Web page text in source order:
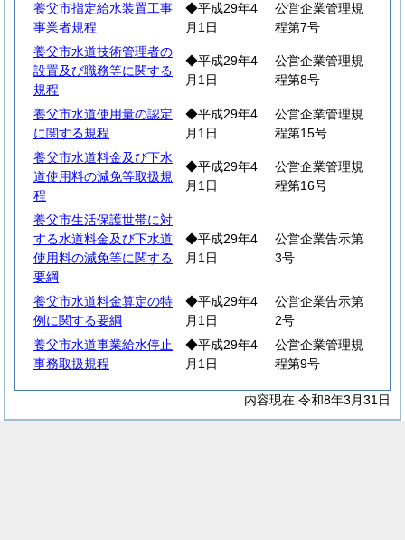
養父市指定給水装置工事
事業者規程
◆平成29年4
月1日
公営企業管理規
程第7号
養父市水道技術管理者の
設置及び職務等に関する
規程
◆平成29年4
月1日
公営企業管理規
程第8号
養父市水道使用量の認定
に関する規程
◆平成29年4
月1日
公営企業管理規
程第15号
養父市水道料金及び下水
道使用料の減免等取扱規
程
◆平成29年4
月1日
公営企業管理規
程第16号
養父市生活保護世帯に対
する水道料金及び下水道
使用料の減免等に関する
要綱
◆平成29年4
月1日
公営企業告示第
3号
養父市水道料金算定の特
例に関する要綱
◆平成29年4
月1日
公営企業告示第
2号
養父市水道事業給水停止
事務取扱規程
◆平成29年4
月1日
公営企業管理規
程第9号
内容現在 令和8年3月31日